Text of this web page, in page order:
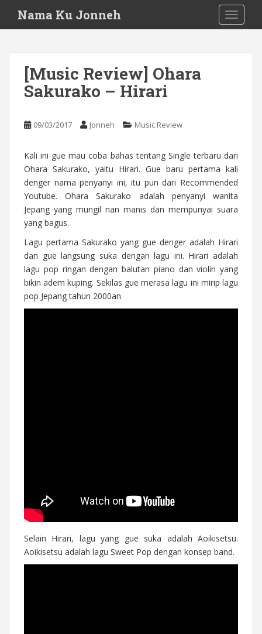
i
Nama Ku Jonneh
[Music Review] Ohara
Sakurako – Hirari
09/03/2017 Jonneh Music Review
Kali ini gue mau coba bahas tentang Single terbaru dari
Ohara Sakurako, yaitu Hirari. Gue baru pertama kali
denger nama penyanyi ini, itu pun dari Recommended
Youtube. Ohara Sakurako adalah penyanyi wanita
Jepang yang mungil nan manis dan mempunyai suara
yang bagus.
Lagu pertama Sakurako yang gue denger adalah Hirari
dan gue langsung suka dengan lagu ini. Hirari adalah
lagu pop ringan dengan balutan piano dan violin yang
bikin adem kuping. Sekilas gue merasa lagu ini mirip lagu
pop Jepang tahun 2000an.
Selain Hirari, lagu yang gue suka adalah Aoikisetsu.
Aoikisetsu adalah lagu Sweet Pop dengan konsep band.